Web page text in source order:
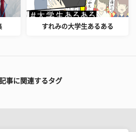
すれみの大学生あるある
事に関連するタグ